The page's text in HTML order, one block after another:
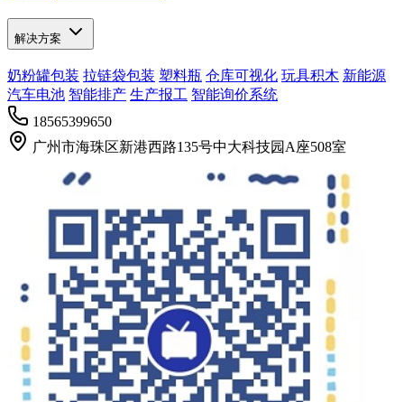
解决方案
奶粉罐包装 拉链袋包装 塑料瓶 仓库可视化 玩具积木 新能源
汽车电池 智能排产 生产报工 智能询价系统
18565399650
广州市海珠区新港西路135号中大科技园A座508室